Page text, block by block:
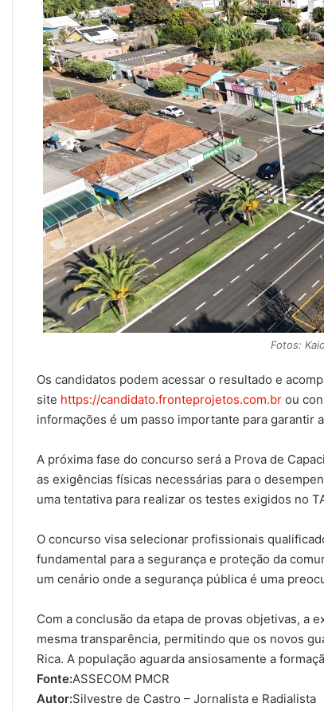
Fotos:
Os candidatos podem acessar o resultado e
site https://candidato.fronteprojetos.com.br ou
informações é um passo importante para garantir
A próxima fase do concurso será a Prova de
as exigências físicas necessárias para o
uma tentativa para realizar os testes exigidos no
O concurso visa selecionar profissionais
fundamental para a segurança e proteção da
um cenário onde a segurança pública é uma
Com a conclusão da etapa de provas objetivas, a
mesma transparência, permitindo que os novos
Rica. A população aguarda ansiosamente a
Fonte:ASSECOM PMCR
Autor:Silvestre de Castro – Jornalista e Radialista